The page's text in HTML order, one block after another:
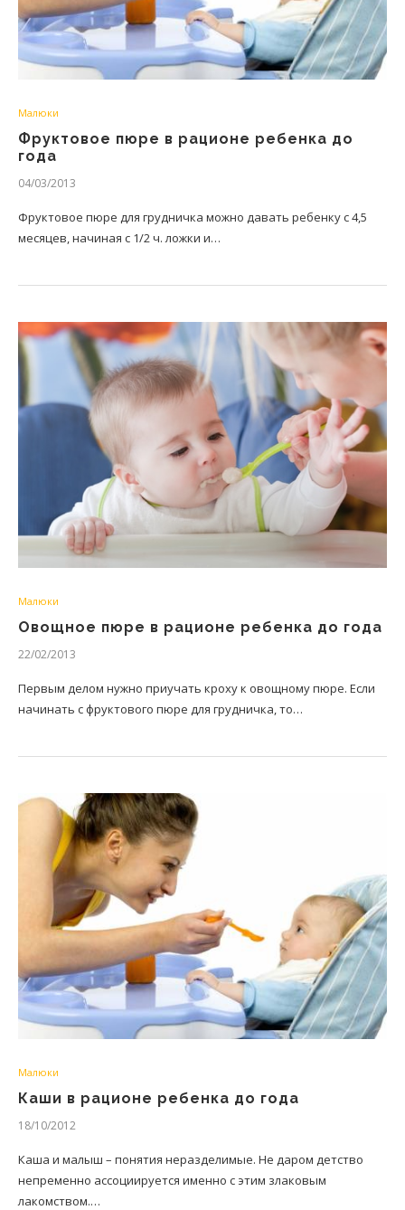
Малюки
Фруктовое пюре в рационе ребенка до
года
04/03/2013
Фруктовое пюре для грудничка можно давать ребенку с 4,5
месяцев, начиная с 1/2 ч. ложки и…
Малюки
Овощное пюре в рационе ребенка до года
22/02/2013
Первым делом нужно приучать кроху к овощному пюре. Если
начинать с фруктового пюре для грудничка, то…
Малюки
Каши в рационе ребенка до года
18/10/2012
Каша и малыш – понятия неразделимые. Не даром детство
непременно ассоциируется именно с этим злаковым
лакомством.…